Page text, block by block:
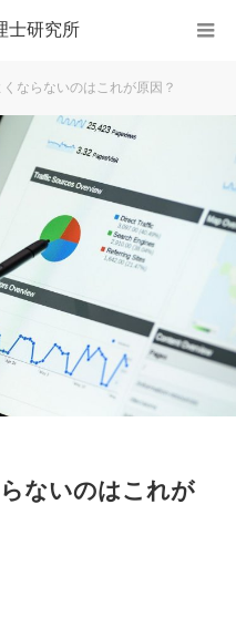
士研究所
ならないのはこれが原因？
ないのはこれが